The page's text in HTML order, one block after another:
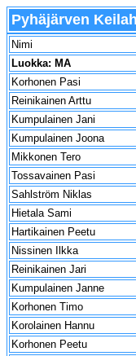
Pyhäjärven
Nimi
Luokka: MA
Korhonen Pasi
Reinikainen Arttu
Kumpulainen Jani
Kumpulainen Joona
Mikkonen Tero
Tossavainen Pasi
Sahlström Niklas
Hietala Sami
Hartikainen Peetu
Nissinen Ilkka
Reinikainen Jari
Kumpulainen Janne
Korhonen Timo
Korolainen Hannu
Korhonen Peetu